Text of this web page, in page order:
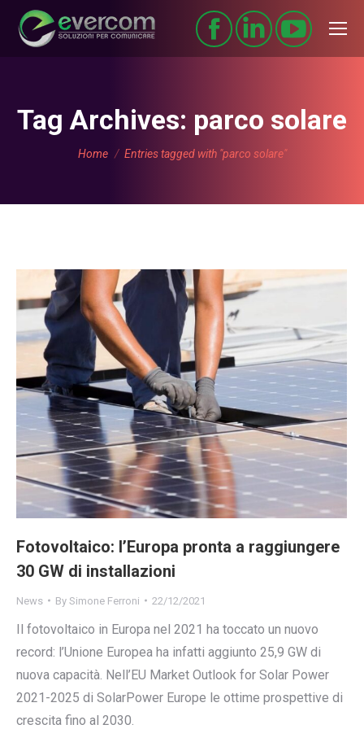
Tag Archives: parco solare
You are here:
Home Entries tagged with "parco solare"
Fotovoltaico: l’Europa pronta a raggiungere
30 GW di installazioni
News By Simone Ferroni 22/12/2021
Il fotovoltaico in Europa nel 2021 ha toccato un nuovo
record: l’Unione Europea ha infatti aggiunto 25,9 GW di
nuova capacità. Nell’EU Market Outlook for Solar Power
2021-2025 di SolarPower Europe le ottime prospettive di
crescita fino al 2030.